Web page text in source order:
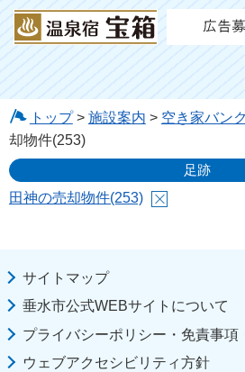
トップ> 施設案内 > 空き家バンク
却物件(253)
足跡
田神の売却物件(253)
サイトマップ
垂水市公式WEBサイトについて
プライバシーポリシー・免責事項
ウェブアクセシビリティ方針